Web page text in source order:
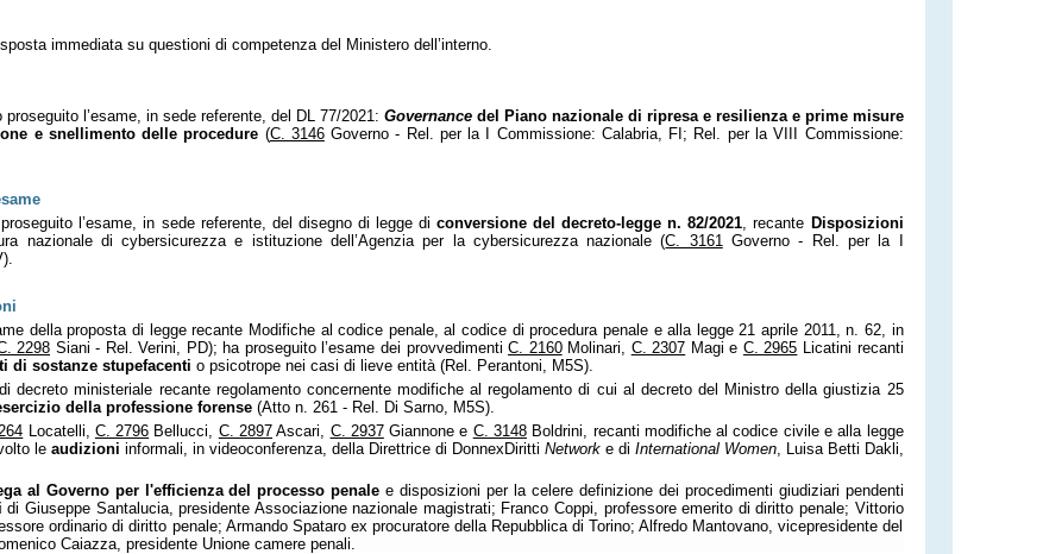
immediata su questioni di competenza del Ministero dell’interno.
l’esame, in sede referente, del DL 77/2021: Governancedel Piano nazionale di ripresa e resilienza e prime misure
e snellimento delle procedure (C. 3146Governo - Rel. per la I Commissione: Calabria, FI; Rel. per la VIII Commissione:
l’esame, in sede referente, del disegno di legge diconversione del decreto-legge n. 82/2021, recante Disposizioni
nazionale di cybersicurezza e istituzione dell’Agenzia per la cybersicurezza nazionale (C. 3161Governo - Rel. per la I
della proposta di legge recante Modifiche al codice penale, al codice di procedura penale e alla legge 21 aprile 2011, n. 62, in
2298 Siani - Rel. Verini, PD); ha proseguito l’esame dei provvedimentiC. 2160Molinari, C. 2307 Magi e C. 2965 Licatini recanti
di sostanze stupefacenti o psicotrope nei casi di lieve entità (Rel. Perantoni, M5S).
decreto ministeriale recante regolamento concernente modifiche al regolamento di cui al decreto del Ministro della giustizia 25
della professione forense(Atto n. 261 - Rel. Di Sarno, M5S).
Locatelli, C. 2796 Bellucci, C. 2897 Ascari, C. 2937Giannone e C. 3148Boldrini, recanti modifiche al codice civile e alla legge
le audizioni informali, in videoconferenza, della Direttrice di DonnexDiritti Networke di International Women, Luisa Betti Dakli,
al Governo per l'efficienza del processo penale e disposizioni per la celere definizione dei procedimenti giudiziari pendenti
di Giuseppe Santalucia, presidente Associazione nazionale magistrati; Franco Coppi, professore emerito di diritto penale; Vittorio
ordinario di diritto penale; Armando Spataro ex procuratore della Repubblica di Torino; Alfredo Mantovano, vicepresidente del
Caiazza, presidente Unione camere penali.